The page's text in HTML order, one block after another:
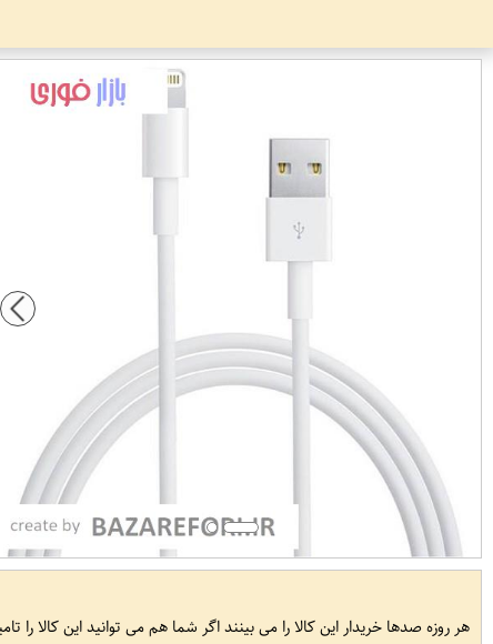
هر روزه صدها خریدار این کالا را می بینند اگر شما هم می توانید این کالا را